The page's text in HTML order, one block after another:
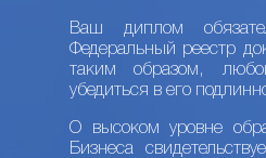
Ваш диплом
Федеральный реестр
таким образом,
убедиться в его
О высоком уровне
Бизнеса